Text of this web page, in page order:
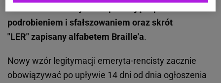
podrobieniem i sfałszowaniem oraz skrót
"LER" zapisany alfabetem Braille'a.
Nowy wzór legitymacji emeryta-rencisty zacznie
obowiązywać po upływie 14 dni od dnia ogłoszenia